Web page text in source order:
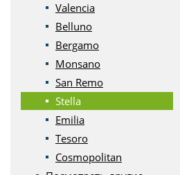
Valencia
Belluno
Bergamo
Monsano
San Remo
Stella
Emilia
Tesoro
Cosmopolitan